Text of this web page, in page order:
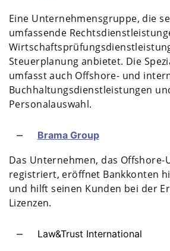
Eine Unternehmensgruppe, die
umfassende
Steuerplanung anbietet. Die
umfasst auch Offshore- und
Buchhaltungsdienstleistungen
Personalauswahl.
Brama Group
Das Unternehmen, das Offshore-
registriert, eröffnet Bankkonten
und hilft seinen Kunden bei der
Lizenzen.
Law&Trust International